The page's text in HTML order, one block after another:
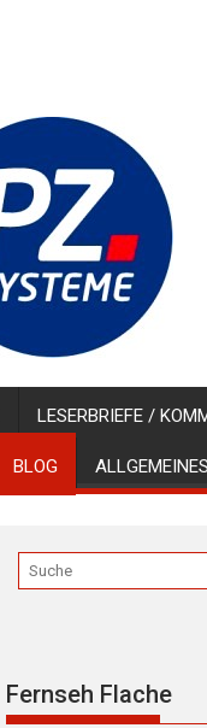
LESERBRIEFE /
BLOG ALLGEMEINES
Fernseh Flache